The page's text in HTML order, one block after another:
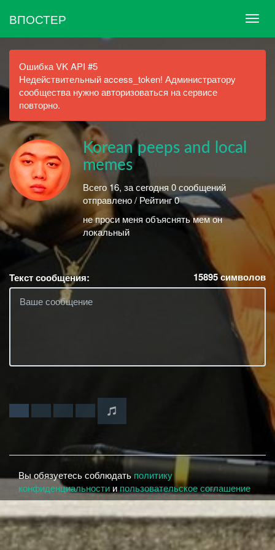
ВПОСТЕР
Ошибка VK API #5
Недействительный access_token! Администратору
сообщества нужно авторизоваться на сервисе
повторно.
Korean peeps and local
memes
Всего 16, за сегодня 0 сообщений
отправлено / Рейтинг 0
не проси меня объяснять мем он
локальный
Текст сообщения: 15895символов
Вы обязуетесь соблюдать политику
конфиденциальности ипользовательское соглашение